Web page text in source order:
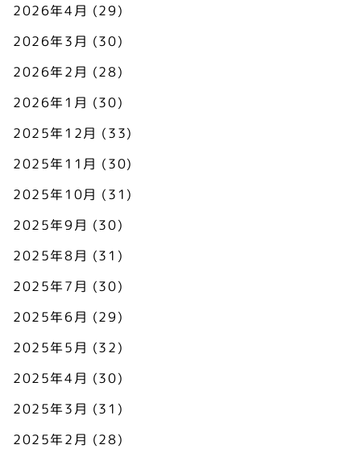
2026年4月 (29)
2026年3月 (30)
2026年2月 (28)
2026年1月 (30)
2025年12月 (33)
2025年11月 (30)
2025年10月 (31)
2025年9月 (30)
2025年8月 (31)
2025年7月 (30)
2025年6月 (29)
2025年5月 (32)
2025年4月 (30)
2025年3月 (31)
2025年2月 (28)